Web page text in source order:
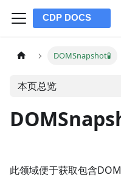
DOMSnapshot🧪
本页总览
此领域便于获取包含